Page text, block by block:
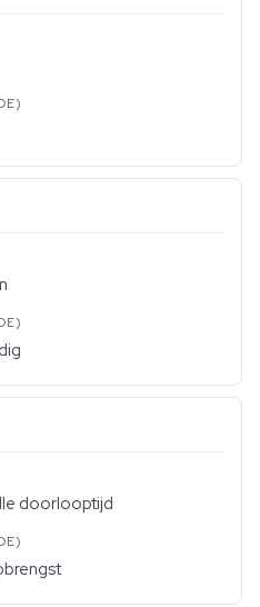
doorlooptijd